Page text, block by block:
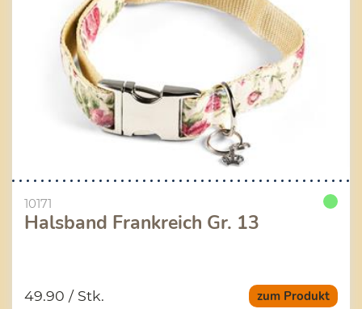
10171
Halsband Frankreich Gr. 13
zum Produkt
49.90 / Stk.